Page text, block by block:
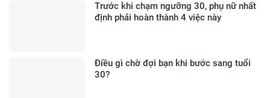
Trước khi chạm ngưỡng 30, phụ nữ nhất
định phải hoàn thành 4 việc này
Điều gì chờ đợi bạn khi bước sang tuổi
30?